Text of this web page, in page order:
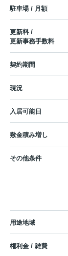
駐車場 / 月額
更新料 /
更新事務手数料
契約期間
現況
入居可能日
敷金積み増し
その他条件
用途地域
権利金 / 雑費